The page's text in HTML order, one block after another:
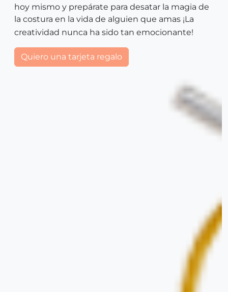
hoy mismo y prepárate para desatar la magia de
la costura en la vida de alguien que amas ¡La
creatividad nunca ha sido tan emocionante!
Quiero una tarjeta regalo